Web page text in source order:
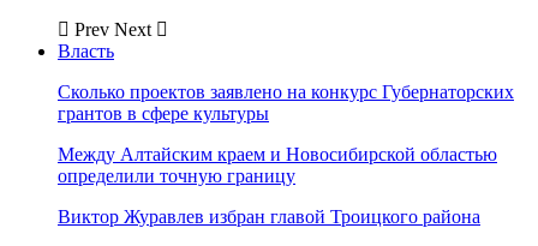
Prev Next
Власть
Сколько проектов заявлено на конкурс Губернаторских
грантов в сфере культуры
Между Алтайским краем и Новосибирской областью
определили точную границу
Виктор Журавлев избран главой Троицкого района